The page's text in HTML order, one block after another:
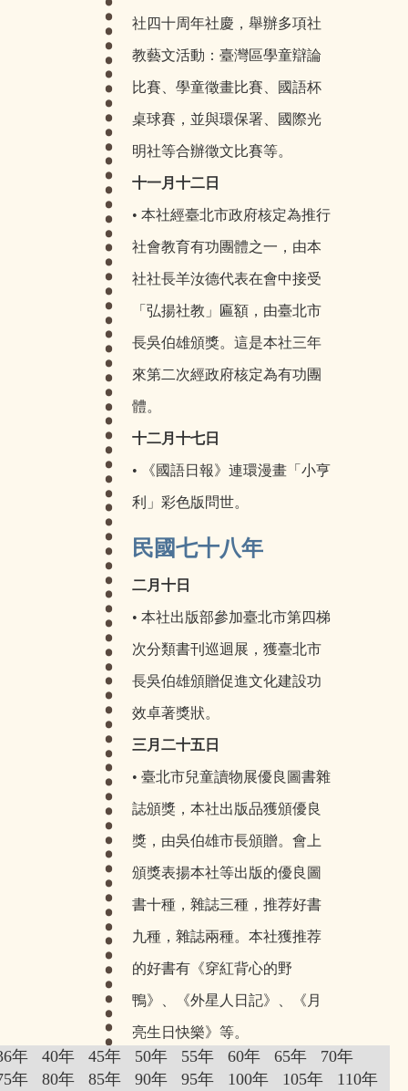
年 40年 45年 50年 55年 60年 65年
70年
年
80年 85年 90年 95年 100年 105年 110年
社四十周年社慶，舉辦多項社
教藝文活動：臺灣區學童辯論
比賽、學童徵畫比賽、國語杯
桌球賽，並與環保署、國際光
明社等合辦徵文比賽等。
十一月十二日
• 本社經臺北市政府核定為推行
社會教育有功團體之一，由本
社社長羊汝德代表在會中接受
「弘揚社教」匾額，由臺北市
長吳伯雄頒獎。這是本社三年
來第二次經政府核定為有功團
體。
十二月十七日
• 《國語日報》連環漫畫「小亨
利」彩色版問世。
民國七十八年
二月十日
• 本社出版部參加臺北市第四梯
次分類書刊巡迴展，獲臺北市
長吳伯雄頒贈促進文化建設功
效卓著獎狀。
三月二十五日
• 臺北市兒童讀物展優良圖書雜
誌頒獎，本社出版品獲頒優良
獎，由吳伯雄市長頒贈。會上
頒獎表揚本社等出版的優良圖
書十種，雜誌三種，推荐好書
九種，雜誌兩種。本社獲推荐
的好書有《穿紅背心的野
鴨》、《外星人日記》、《月
亮生日快樂》等。
民國七十九年